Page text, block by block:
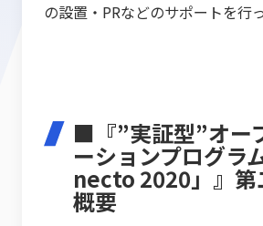
の設置・PRなどのサポートを行
■『”実証型”オー
ーションプログラ
necto 2020」』第
概要